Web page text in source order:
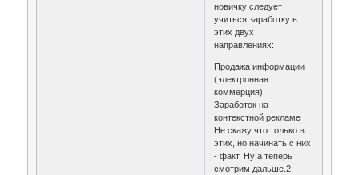
новичку следует
учиться заработку в
этих двух
направлениях:
Продажа информации
(электронная
коммерция)
Заработок на
контекстной рекламе
Не скажу что только в
этих, но начинать с них
- факт. Ну а теперь
смотрим дальше.2.